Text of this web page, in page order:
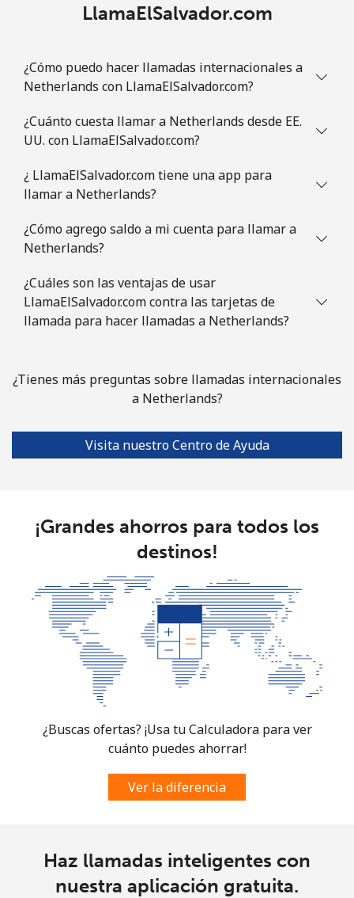
LlamaElSalvador.com
¿Cómo puedo hacer llamadas internacionales a
Netherlands con LlamaElSalvador.com?
¿Cuánto cuesta llamar a Netherlands desde EE.
UU. con LlamaElSalvador.com?
¿ LlamaElSalvador.com tiene una app para
llamar a Netherlands?
¿Cómo agrego saldo a mi cuenta para llamar a
Netherlands?
¿Cuáles son las ventajas de usar
LlamaElSalvador.com contra las tarjetas de
llamada para hacer llamadas a Netherlands?
¿Tienes más preguntas sobre llamadas internacionales
a Netherlands?
Visita nuestro Centro de Ayuda
¡Grandes ahorros para todos los
destinos!
¿Buscas ofertas? ¡Usa tu Calculadora para ver
cuánto puedes ahorrar!
Ver la diferencia
Haz llamadas inteligentes con
nuestra aplicación gratuita.